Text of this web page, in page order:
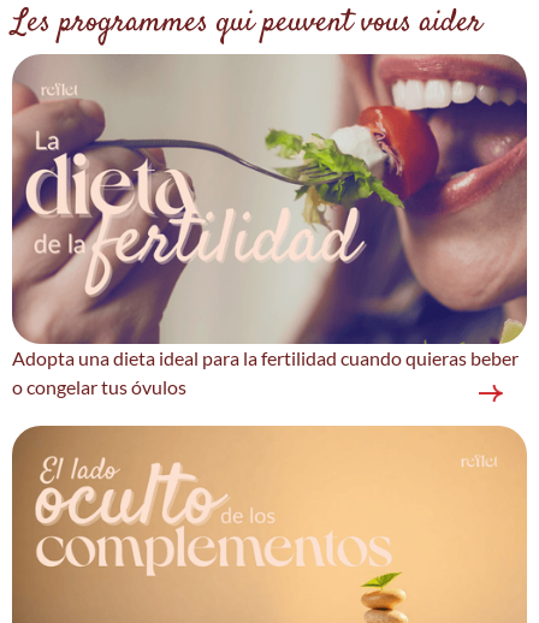
Les programmes qui peuvent vous aider
Adopta una dieta ideal para la fertilidad cuando quieras beber
o congelar tus óvulos